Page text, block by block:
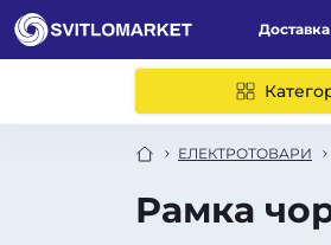
Доставка
ЕЛЕКТРОТОВАРИ
Рамка